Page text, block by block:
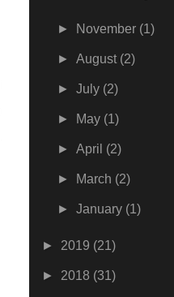
► November (1)
►August (2)
►July (2)
► May (1)
►April (2)
► March (2)
►January (1)
► 2019 (21)
► 2018 (31)